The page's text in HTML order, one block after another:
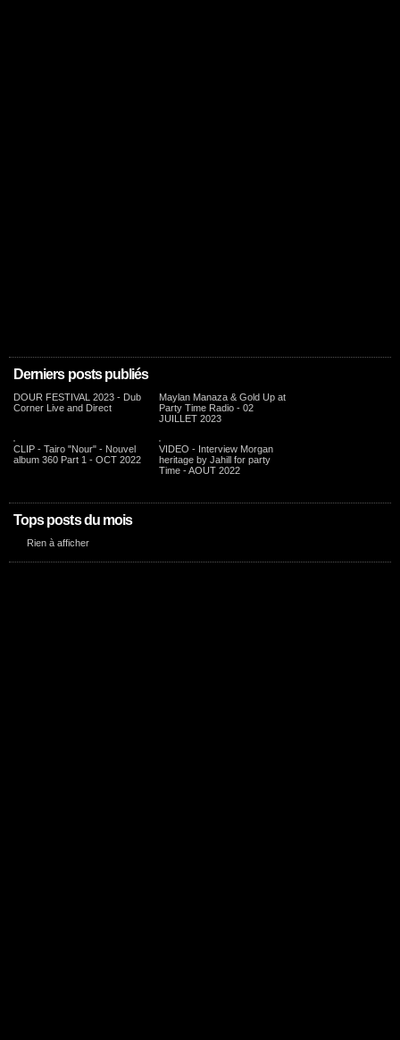
Derniers posts publiés
DOUR FESTIVAL 2023 - Dub
Corner Live and Direct
Maylan Manaza & Gold Up at
Party Time Radio - 02
JUILLET 2023
CLIP - Tairo "Nour" - Nouvel
album 360 Part 1 - OCT 2022
VIDEO - Interview Morgan
heritage by Jahill for party
Time - AOUT 2022
Tops posts du mois
Rien à afficher